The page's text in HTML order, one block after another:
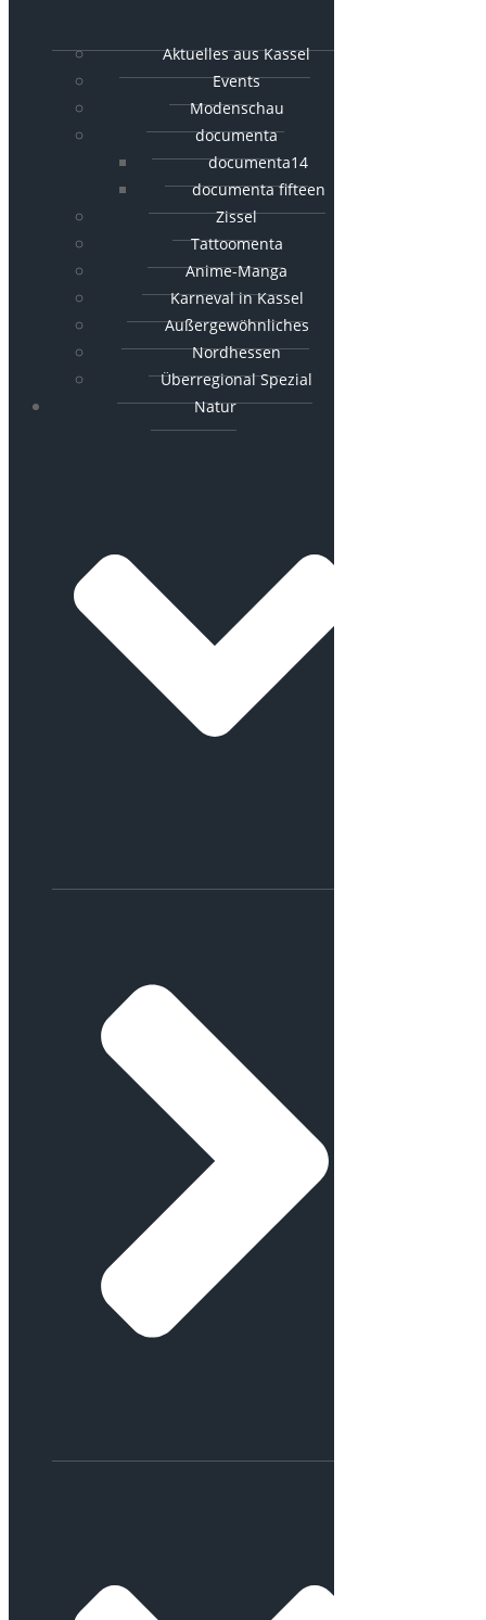
Aktuelles aus Kassel
Events
Modenschau
documenta
documenta14
documenta fifteen
Zissel
Tattoomenta
Anime-Manga
Karneval in Kassel
Außergewöhnliches
Nordhessen
Überregional Spezial
Natur